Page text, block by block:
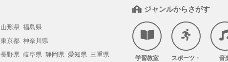
山形県 福島県
東京都 神奈川県
長野県 岐阜県 静岡県 愛知県 三重県
ジャンルからさがす
学習教室
スポーツ・
音